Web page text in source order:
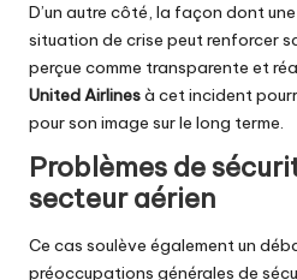
D’un autre côté, la façon dont
situation de crise peut renforcer
perçue comme transparente et
United Airlinesà cet incident
pour son image sur le long terme.
Problèmes de
secteur aérien
Ce cas soulève également un
préoccupations générales de